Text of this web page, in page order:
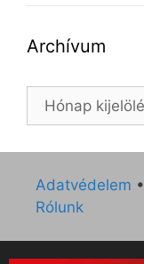
Archívum
Archívum
Adatvédelem •
Rólunk